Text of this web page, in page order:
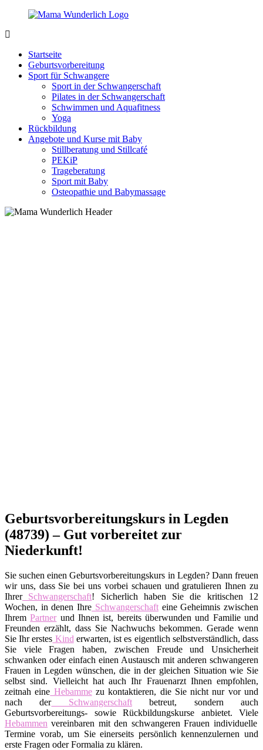
Zurück
Inhalt
sein
wunderbar!
Startseite
Geburtsvorbereitung
Sport für Schwangere
Sport in der Schwangerschaft
Pilates in der Schwangerschaft
Schwimmen und Aquafitness
Yoga
Rückbildung
Angebote und Kurse mit Baby
Stillberatung und Stillcafé
PEKiP
Trageberatung
Sport mit Baby
Osteopathie und Babymassage
Geburtsvorbereitungskurs in Legden
(48739) – Gut vorbereitet zur
Niederkunft!
Sie suchen einen Geburtsvorbereitungskurs in Legden? Dann freuen
wir uns, dass Sie bei uns vorbei schauen und gratulieren Ihnen zu
IhrerSchwangerschaft! Sicherlich haben Sie die kritischen 12
Wochen, in denen Ihre Schwangerschafteine Geheimnis zwischen
IhremPartnerund Ihnen ist, bereits überwunden und Familie und
Freunden erzählt, dass Sie Nachwuchs bekommen. Gerade wenn
Sie Ihr erstes Kind erwarten, ist es eigentlich selbstverständlich, dass
Sie viele Fragen haben, zwischen Freude und Unsicherheit
schwanken oder einfach einen Austausch mit anderen schwangeren
Frauen in Legden wünschen, die in der gleichen Situation wie Sie
selbst sind. Vielleicht hat auch Ihr Frauenarzt Ihnen empfohlen,
zeitnah eine Hebammezu kontaktieren, die Sie nicht nur vor und
nach derSchwangerschaftbetreut, sondern auch
Geburtsvorbereitungs- sowie Rückbildungskurse anbietet. Viele
Hebammen vereinbaren mit den schwangeren Frauen individuelle
Termine vorab, um Sie einerseits persönlich kennenzulernen und
erste Fragen oder Formalia zu klären.